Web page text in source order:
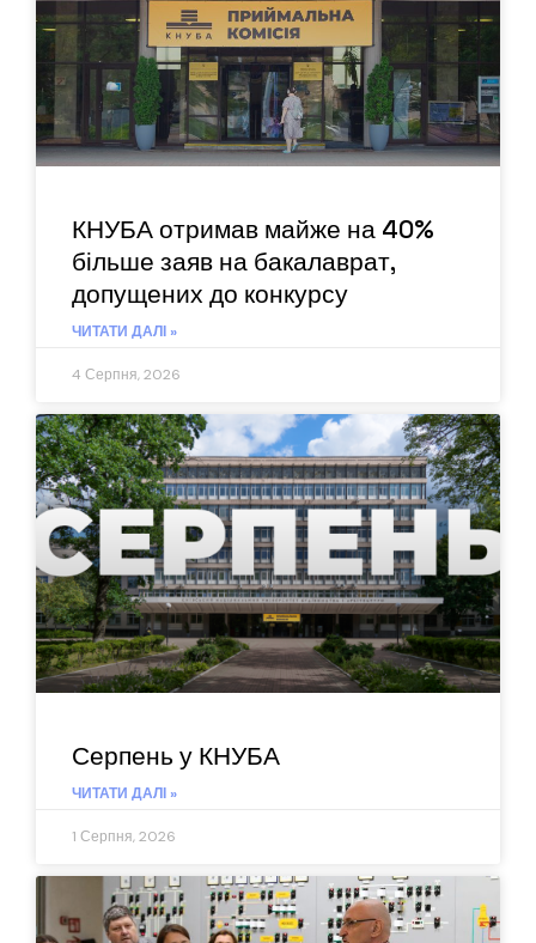
КНУБА отримав майже на 40%
більше заяв на бакалаврат,
допущених до конкурсу
ЧИТАТИ ДАЛІ »
4 Серпня, 2026
Серпень у КНУБА
ЧИТАТИ ДАЛІ »
1 Серпня, 2026